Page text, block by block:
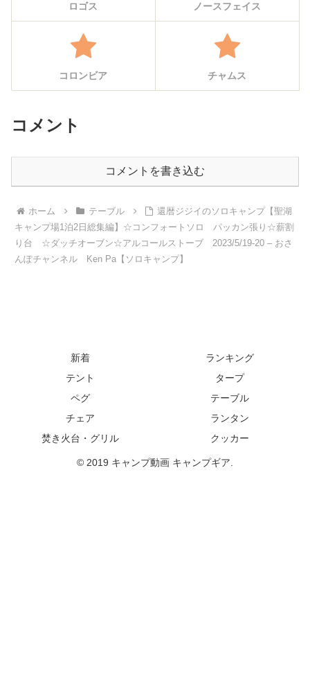
ロゴス ノースフェイス
コロンビア チャムス
コメント
コメントを書き込む
ホーム テーブル
還暦ジジイのソロキャンプ【聖湖
キャンプ場1泊2日総集編】☆コンフォートソロ パッカン張り☆薪割
り台 ☆ダッチオーブン☆アルコールストーブ 2023/5/19-20 – おさ
んぽチャンネル Ken Pa【ソロキャンプ】
新着
ランキング
テント
タープ
ペグ
テーブル
チェア
ランタン
焚き火台・グリル
クッカー
© 2019 キャンプ動画 キャンプギア.